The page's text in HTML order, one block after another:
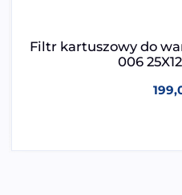
Filtr kartuszowy do
006